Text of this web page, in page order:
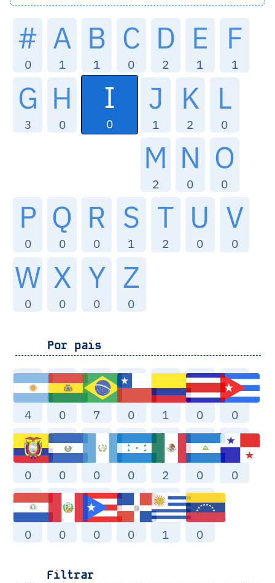
#
0
A
1
B
1
C
0
D
2
E
1
F
1
G
3
H
0
I
0
J
1
K
2
L
0
M
2
N
0
O
0
P
0
Q
0
R
0
S
1
T
2
U
0
V
0
W
0
X
0
Y
0
Z
0
Por pais
4 0 7 0 1 0 0
0 0 0 0 2 0 0
0 0 0 0 1 0
Filtrar